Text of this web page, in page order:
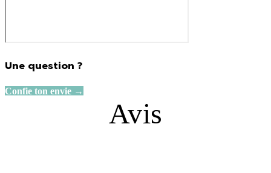
Une question ?
Confie ton envie →
Avis